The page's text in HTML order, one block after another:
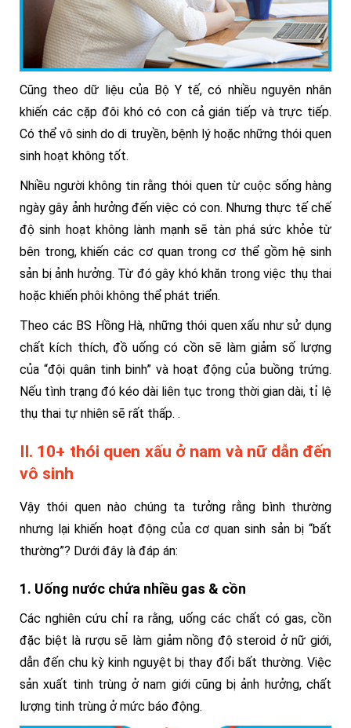
Cũng theo dữ liệu của Bộ Y tế, có nhiều nguyên nhân
khiến các cặp đôi khó có con cả gián tiếp và trực tiếp.
Có thể vô sinh do di truyền, bệnh lý hoặc những thói quen
sinh hoạt không tốt.
Nhiều người không tin rằng thói quen từ cuộc sống hàng
ngày gây ảnh hưởng đến việc có con. Nhưng thực tế chế
độ sinh hoạt không lành mạnh sẽ tàn phá sức khỏe từ
bên trong, khiến các cơ quan trong cơ thể gồm hệ sinh
sản bị ảnh hưởng. Từ đó gây khó khăn trong việc thụ thai
hoặc khiến phôi không thể phát triển.
Theo các BS Hồng Hà, những thói quen xấu như sử dụng
chất kích thích, đồ uống có cồn sẽ làm giảm số lượng
của “đội quân tinh binh” và hoạt động của buồng trứng.
Nếu tình trạng đó kéo dài liên tục trong thời gian dài, tỉ lệ
thụ thai tự nhiên sẽ rất thấp. .
II. 10+ thói quen xấu ở nam và nữ dẫn đến
vô sinh
Vậy thói quen nào chúng ta tưởng rằng bình thường
nhưng lại khiến hoạt động của cơ quan sinh sản bị “bất
thường”? Dưới đây là đáp án:
1. Uống nước chứa nhiều gas & cồn
Các nghiên cứu chỉ ra rằng, uống các chất có gas, cồn
đặc biệt là rượu sẽ làm giảm nồng độ steroid ở nữ giới,
dẫn đến chu kỳ kinh nguyệt bị thay đổi bất thường. Việc
sản xuất tinh trùng ở nam giới cũng bị ảnh hưởng, chất
lượng tinh trùng ở mức báo động.